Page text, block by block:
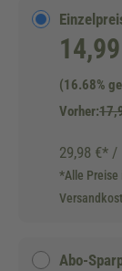
(16.68%
Vorher:
29,98 €* /
*Alle Preise
Abo-